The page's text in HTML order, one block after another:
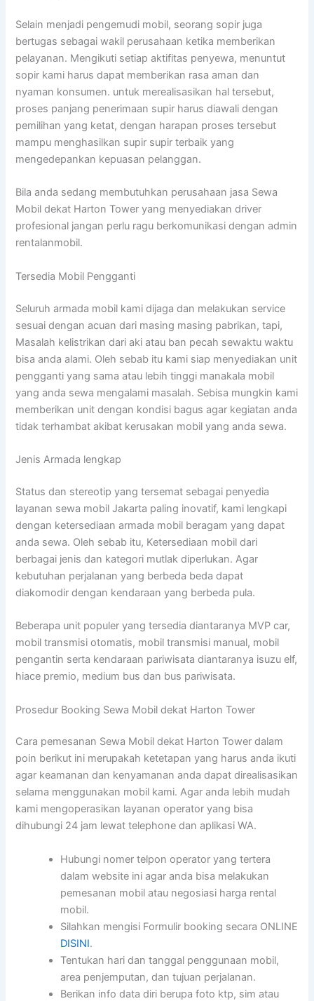
Selain menjadi pengemudi mobil, seorang sopir juga
bertugas sebagai wakil perusahaan ketika memberikan
pelayanan. Mengikuti setiap aktifitas penyewa, menuntut
sopir kami harus dapat memberikan rasa aman dan
nyaman konsumen. untuk merealisasikan hal tersebut,
proses panjang penerimaan supir harus diawali dengan
pemilihan yang ketat, dengan harapan proses tersebut
mampu menghasilkan supir supir terbaik yang
mengedepankan kepuasan pelanggan.
Bila anda sedang membutuhkan perusahaan jasa Sewa
Mobil dekat Harton Tower yang menyediakan driver
profesional jangan perlu ragu berkomunikasi dengan admin
rentalanmobil.
Tersedia Mobil Pengganti
Seluruh armada mobil kami dijaga dan melakukan service
sesuai dengan acuan dari masing masing pabrikan, tapi,
Masalah kelistrikan dari aki atau ban pecah sewaktu waktu
bisa anda alami. Oleh sebab itu kami siap menyediakan unit
pengganti yang sama atau lebih tinggi manakala mobil
yang anda sewa mengalami masalah. Sebisa mungkin kami
memberikan unit dengan kondisi bagus agar kegiatan anda
tidak terhambat akibat kerusakan mobil yang anda sewa.
Jenis Armada lengkap
Status dan stereotip yang tersemat sebagai penyedia
layanan sewa mobil Jakarta paling inovatif, kami lengkapi
dengan ketersediaan armada mobil beragam yang dapat
anda sewa. Oleh sebab itu, Ketersediaan mobil dari
berbagai jenis dan kategori mutlak diperlukan. Agar
kebutuhan perjalanan yang berbeda beda dapat
diakomodir dengan kendaraan yang berbeda pula.
Beberapa unit populer yang tersedia diantaranya MVP car,
mobil transmisi otomatis, mobil transmisi manual, mobil
pengantin serta kendaraan pariwisata diantaranya isuzu elf,
hiace premio, medium bus dan bus pariwisata.
Prosedur Booking Sewa Mobil dekat Harton Tower
Cara pemesanan Sewa Mobil dekat Harton Tower dalam
poin berikut ini merupakah ketetapan yang harus anda ikuti
agar keamanan dan kenyamanan anda dapat direalisasikan
selama menggunakan mobil kami. Agar anda lebih mudah
kami mengoperasikan layanan operator yang bisa
dihubungi 24 jam lewat telephone dan aplikasi WA.
Hubungi nomer telpon operator yang tertera
dalam website ini agar anda bisa melakukan
pemesanan mobil atau negosiasi harga rental
mobil.
Silahkan mengisi Formulir booking secara ONLINE
DISINI.
Tentukan hari dan tanggal penggunaan mobil,
area penjemputan, dan tujuan perjalanan.
Berikan info data diri berupa foto ktp, sim atau